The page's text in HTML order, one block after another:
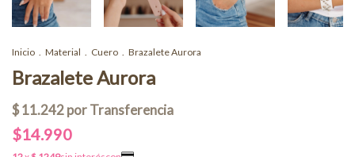
Inicio . Material . Cuero . Brazalete Aurora
Brazalete Aurora
$14.990